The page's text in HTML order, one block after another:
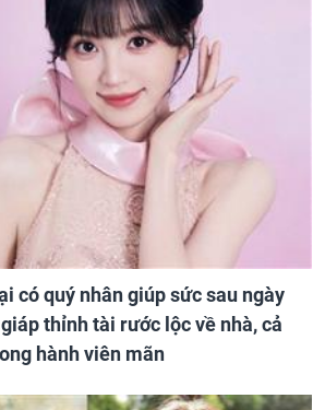
có quý nhân giúp sức sau ngày
thỉnh tài rước lộc về nhà, cả
hành viên mãn